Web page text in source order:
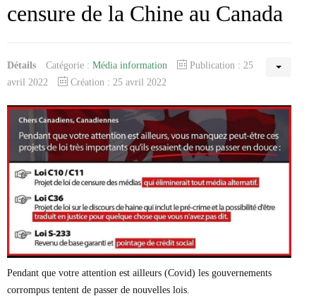
censure de la Chine au Canada
Détails Catégorie : Média information
Publication : 25
avril 2022
Création : 25 avril 2022
Pendant que votre attention est ailleurs (Covid) les gouvernements
corrompus tentent de passer de nouvelles lois.